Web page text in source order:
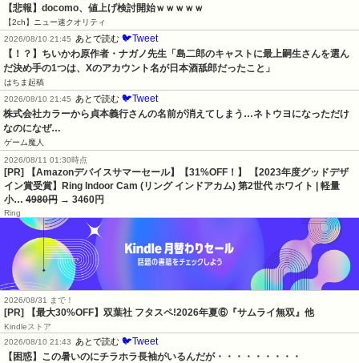
【悲報】docomo、値上げ検討開始ｗｗｗｗｗ
【2ch】ニュー速クオリティ
2026/08/10 21:45
あとで読む 🐦Tweet
【！？】ちいかわ原作者・ナガノ先生「島二郎のキャストに最上嗣生さんを選ん
だ決め手の1つは、Xのアカウント名が日本酒舐郎だったこと」
はちま起稿
2026/08/10 21:45
あとで読む 🐦Tweet
株式会社カラーから貞本義行さんの名前が消えてしまう…ネトウヨになっただけ
なのになぜ…
ゲーム魔人
2026/08/11 01:30時点
[PR] 【Amazonデバイスサマーセール】【31%OFF！】 【2023年度グッドデザ
イン賞受賞】Ring Indoor Cam (リング インドアカム) 第2世代 ホワイト | 軽量
小… 4980円 → 3460円
Ring
2026/08/31 まで！
[PR] 【最大30%OFF】双葉社 フタスペ!2026年夏⑥『サムライ無双』他
Kindleストア
2026/08/10 21:43
あとで読む 🐦Tweet
【困惑】この暑いのにチラホラ長袖がいるんだが・・・・・・・・・